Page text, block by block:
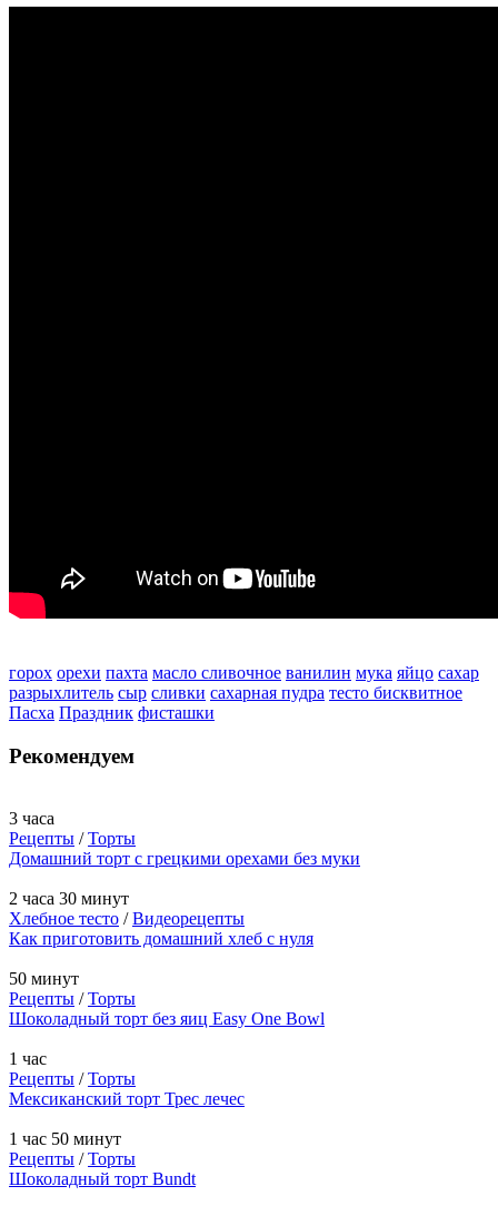
горох орехи пахта масло сливочное ванилин мука яйцо сахар
разрыхлитель сыр сливки сахарная пудра тесто бисквитное
Пасха Праздник фисташки
Рекомендуем
3 часа
Рецепты /Торты
Домашний торт с грецкими орехами без муки
2 часа 30 минут
Хлебное тесто /Видеорецепты
Как приготовить домашний хлеб с нуля
50 минут
Рецепты /Торты
Шоколадный торт без яиц Easy One Bowl
1 час
Рецепты /Торты
Мексиканский торт Трес лечес
1 час 50 минут
Рецепты /Торты
Шоколадный торт Bundt